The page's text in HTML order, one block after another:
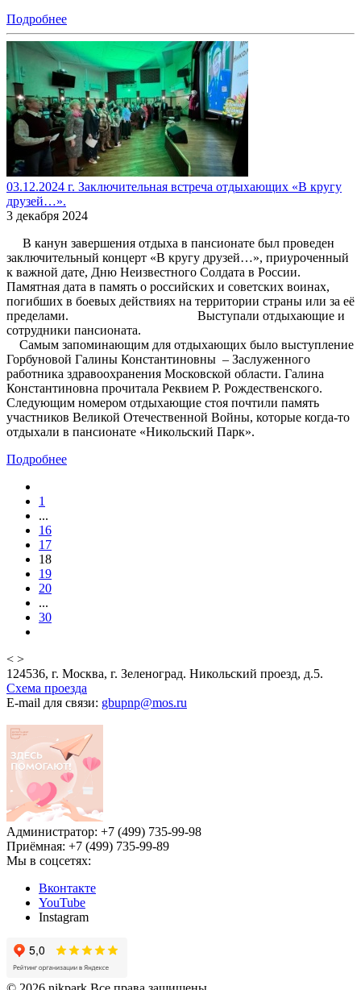
Подробнее
03.12.2024 г. Заключительная встреча отдыхающих «В кругу
друзей…».
3 декабря 2024
В канун завершения отдыха в пансионате был проведен
заключительный концерт «В кругу друзей…», приуроченный
к важной дате, Дню Неизвестного Солдата в России.
Памятная дата в память о российских и советских воинах,
погибших в боевых действиях на территории страны или за её
пределами. Выступали отдыхающие и
сотрудники пансионата.
Самым запоминающим для отдыхающих было выступление
Горбуновой Галины Константиновны – Заслуженного
работника здравоохранения Московской области. Галина
Константиновна прочитала Реквием Р. Рождественского.
Следующим номером отдыхающие стоя почтили память
участников Великой Отечественной Войны, которые когда-то
отдыхали в пансионате «Никольский Парк».
Подробнее
1
...
16
17
18
19
20
...
30
< >
124536, г. Москва, г. Зеленоград. Никольский проезд, д.5.
Схема проезда
E-mail для связи: gbupnp@mos.ru
Администратор: +7 (499) 735-99-98
Приёмная: +7 (499) 735-99-89
Мы в соцсетях:
Вконтакте
YouTube
Instagram